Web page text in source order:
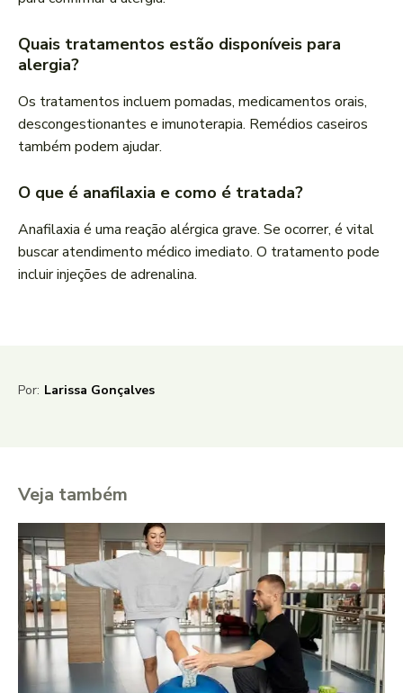
Quais tratamentos estão disponíveis para
alergia?
Os tratamentos incluem pomadas, medicamentos orais,
descongestionantes e imunoterapia. Remédios caseiros
também podem ajudar.
O que é anafilaxia e como é tratada?
Anafilaxia é uma reação alérgica grave. Se ocorrer, é vital
buscar atendimento médico imediato. O tratamento pode
incluir injeções de adrenalina.
Por: Larissa Gonçalves
Veja também